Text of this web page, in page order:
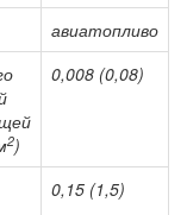
авиатопливо
2)
0,008 (0,08)
0,15 (1,5)